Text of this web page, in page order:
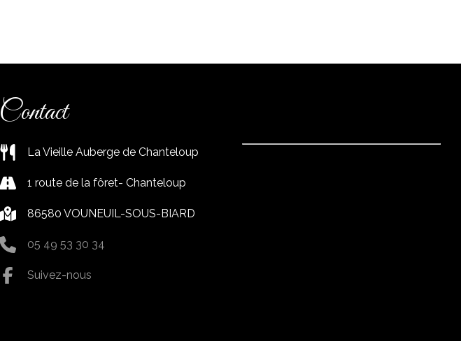
Contact
La Vieille Auberge de Chanteloup
1 route de la fôret- Chanteloup
86580 VOUNEUIL-SOUS-BIARD
05 49 53 30 34
Suivez-nous